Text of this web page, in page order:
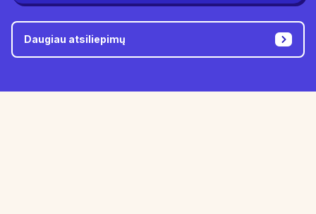
Daugiau atsiliepimų